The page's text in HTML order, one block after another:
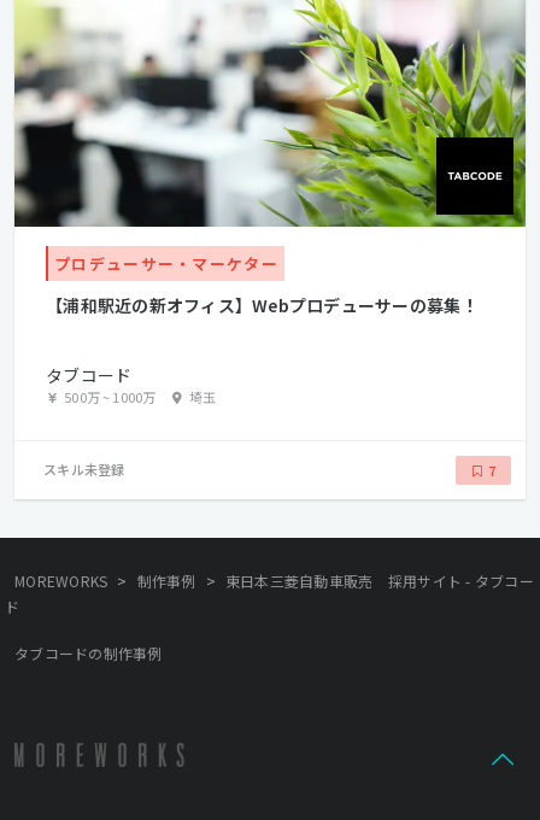
プロデューサー・マーケター
【浦和駅近の新オフィス】Webプロデューサーの募集！
タブコード
500万~1000万 埼玉
スキル未登録 7
MOREWORKS > 制作事例 > 東日本三菱自動車販売 採用サイト - タブコー
ド
タブコードの制作事例